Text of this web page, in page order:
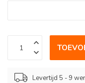
Levertijd 5 - 9